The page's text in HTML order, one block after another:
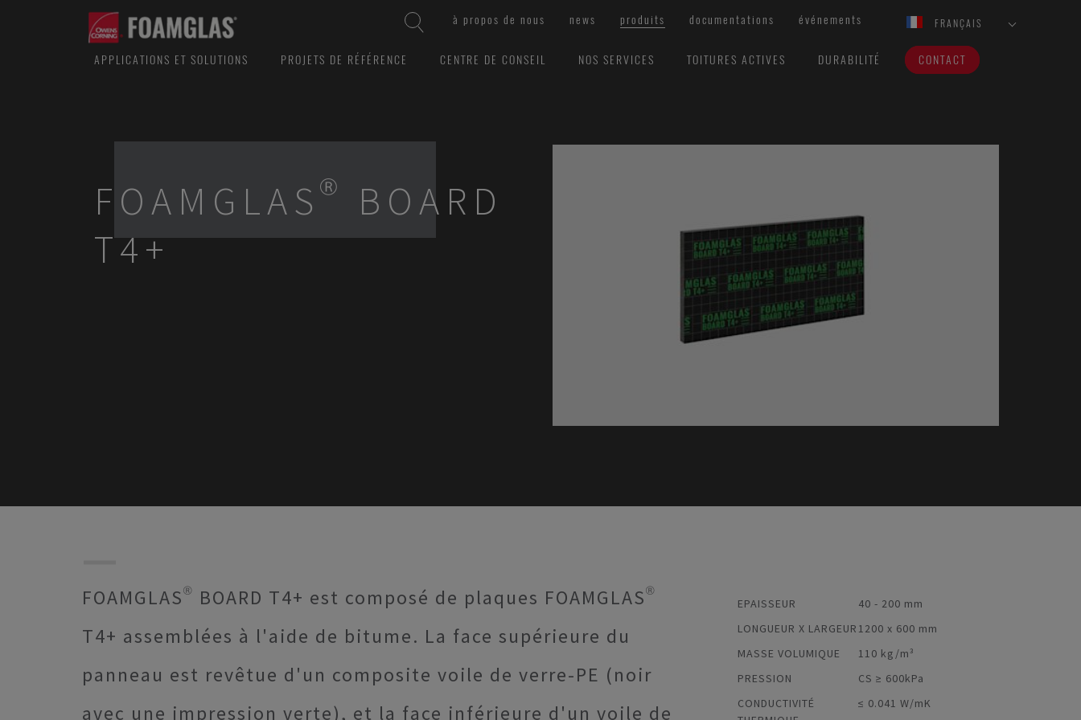
à propos de nous news produits documentations événements FRANÇAIS
APPLICATIONS ET SOLUTIONS PROJETS DE RÉFÉRENCE CENTRE DE CONSEIL NOS SERVICES TOITURES ACTIVES DURABILITÉ CONTACT
FOAMGLAS® BOARD
T4+
FOAMGLAS® BOARD T4+ est composé de plaques FOAMGLAS®
T4+ assemblées à l'aide de bitume. La face supérieure du
panneau est revêtue d'un composite voile de verre-PE (noir
avec une impression verte), et la face inférieure d'un voile de
EPAISSEUR
40 - 200 mm
LONGUEUR X LARGEUR 1200 x 600 mm
MASSE VOLUMIQUE
110 kg/m³
PRESSION
CS ≥ 600kPa
CONDUCTIVITÉ
≤ 0.041 W/mK